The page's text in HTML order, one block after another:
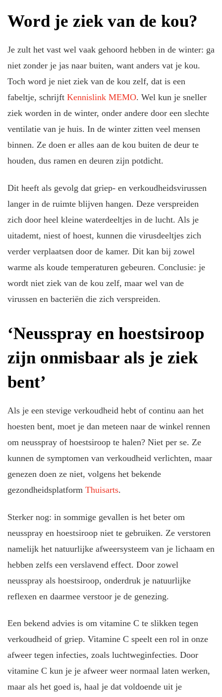
Word je ziek van de kou?
Je zult het vast wel vaak gehoord hebben in de winter: ga
niet zonder je jas naar buiten, want anders vat je kou.
Toch word je niet ziek van de kou zelf, dat is een
fabeltje, schrijft Kennislink MEMO. Wel kun je sneller
ziek worden in de winter, onder andere door een slechte
ventilatie van je huis. In de winter zitten veel mensen
binnen. Ze doen er alles aan de kou buiten de deur te
houden, dus ramen en deuren zijn potdicht.
Dit heeft als gevolg dat griep- en verkoudheidsvirussen
langer in de ruimte blijven hangen. Deze verspreiden
zich door heel kleine waterdeeltjes in de lucht. Als je
uitademt, niest of hoest, kunnen die virusdeeltjes zich
verder verplaatsen door de kamer. Dit kan bij zowel
warme als koude temperaturen gebeuren. Conclusie: je
wordt niet ziek van de kou zelf, maar wel van de
virussen en bacteriën die zich verspreiden.
‘Neusspray en hoestsiroop
zijn onmisbaar als je ziek
bent’
Als je een stevige verkoudheid hebt of continu aan het
hoesten bent, moet je dan meteen naar de winkel rennen
om neusspray of hoestsiroop te halen? Niet per se. Ze
kunnen de symptomen van verkoudheid verlichten, maar
genezen doen ze niet, volgens het bekende
gezondheidsplatform Thuisarts.
Sterker nog: in sommige gevallen is het beter om
neusspray en hoestsiroop niet te gebruiken. Ze verstoren
namelijk het natuurlijke afweersysteem van je lichaam en
hebben zelfs een verslavend effect. Door zowel
neusspray als hoestsiroop, onderdruk je natuurlijke
reflexen en daarmee verstoor je de genezing.
Een bekend advies is om vitamine C te slikken tegen
verkoudheid of griep. Vitamine C speelt een rol in onze
afweer tegen infecties, zoals luchtweginfecties. Door
vitamine C kun je je afweer weer normaal laten werken,
maar als het goed is, haal je dat voldoende uit je